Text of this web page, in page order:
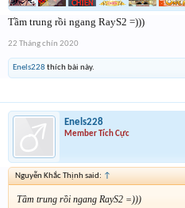
Tầm trung rồi ngang RayS2 =)))
22 Tháng chín 2020
Enels228 thích bài này.
Enels228
Member Tích Cực
Nguyễn Khắc Thịnh said: ↑
Tầm trung rồi ngang RayS2 =)))